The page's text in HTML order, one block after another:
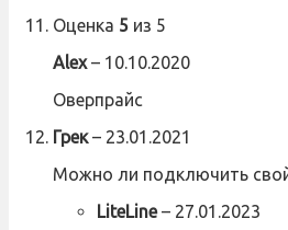
Оценка 5 из 5
Alex– 10.10.2020
Оверпрайс
Грек– 23.01.2021
Можно ли подключить
LiteLine– 27.01.2023